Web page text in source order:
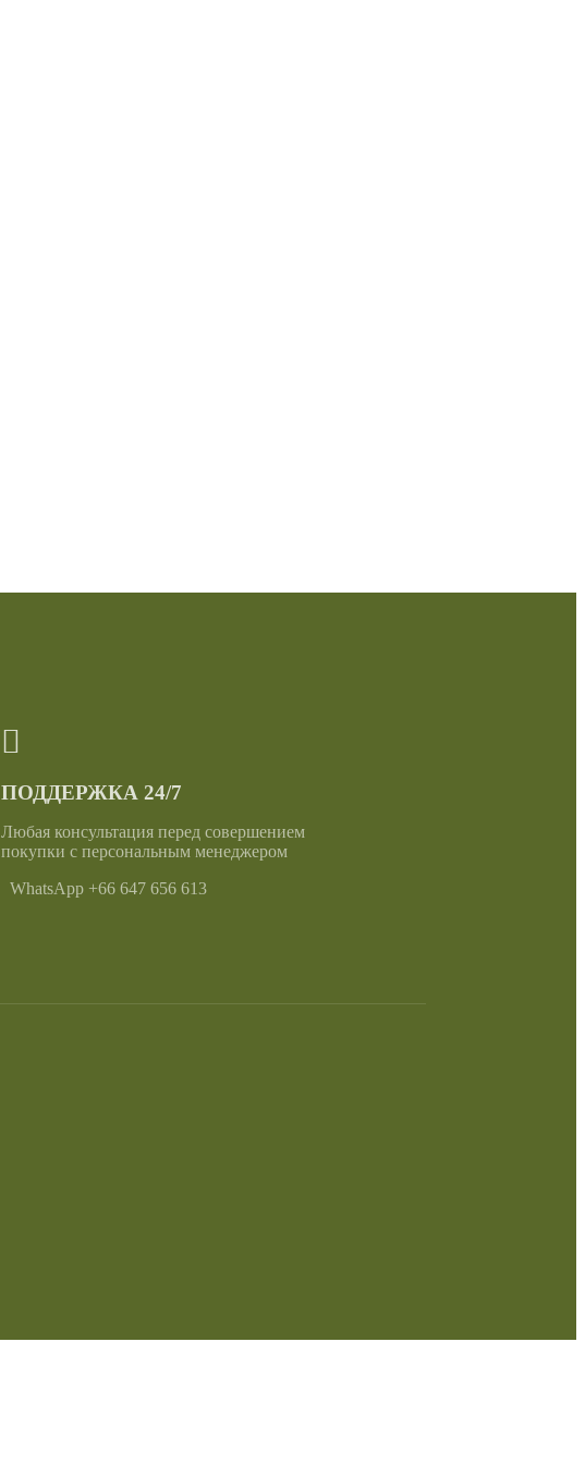
ПОДДЕРЖКА 24/7
Любая консультация перед совершением
покупки с персональным менеджером
WhatsApp +66 647 656 613